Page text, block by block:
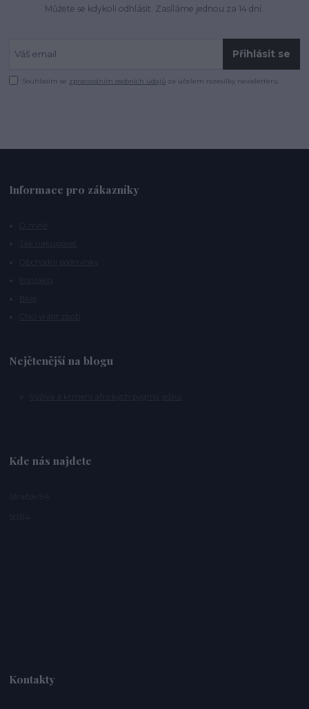
Můžete se kdykoli odhlásit. Zasíláme jednou za 14 dní.
Přihlásit se
Souhlasím se zpracováním osobních údajů za účelem rozesílky newsletteru.
Informace pro zákazníky
Nejčtenější na blogu
Kde nás najdete
Kontakty